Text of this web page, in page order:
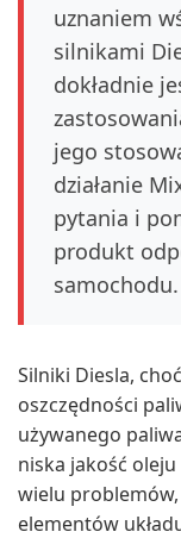
uznaniem
silnikami
dokładnie
jego
działanie
pytania i
produkt
samochodu.
Silniki Diesla,
oszczędności
używanego
niska jakość
wielu
elementów